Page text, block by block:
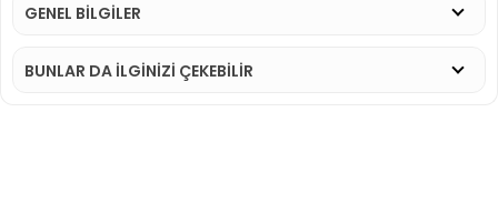
GENEL BİLGİLER
BUNLAR DA İLGINIZI ÇEKEBILIR